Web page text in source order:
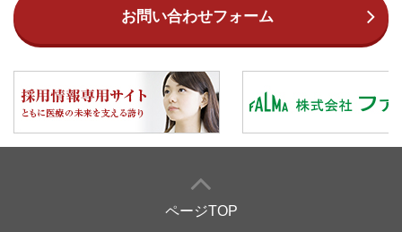
お問い合わせフォーム
ページTOP